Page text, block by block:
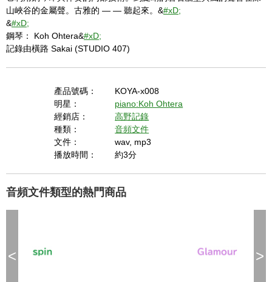
山峽谷的金屬聲。古雅的 — — 聽起來。&#xD;
&#xD;
鋼琴： Koh Ohtera&#xD;
記錄由橫路 Sakai (STUDIO 407)
產品號碼：
KOYA-x008
明星：
piano:Koh Ohtera
經銷店：
高野記錄
種類：
音頻文件
文件：
wav, mp3
播放時間：
約3分
音頻文件類型的熱門商品
< >